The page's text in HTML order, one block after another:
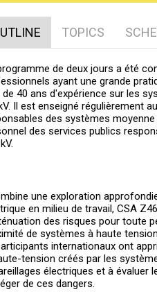
TOPICS
de deux jours a été
ayant une grande
de 40 ans d'expérience sur les
Il est enseigné régulièrement
des systèmes
des services publics
une exploration
en milieu de travail, CSA
des risques pour toute
de systèmes à haute
internationaux ont
tension créés par les
électriques et à évaluer
de ces dangers.